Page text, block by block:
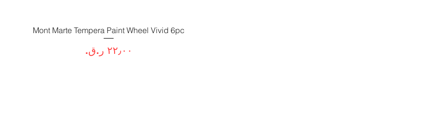
العرض السريع
Mont Marte Tempera Paint Wheel Vivid 6pc
السعر